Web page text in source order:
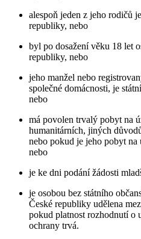
alespoň jeden z jeho rodičů
republiky, nebo
byl po dosažení věku 18 let
republiky, nebo
jeho manžel nebo
společné domácnosti, je
nebo
má povolen trvalý pobyt na
humanitárních, jiných
nebo pokud je jeho pobyt
nebo
je ke dni podání žádosti
je osobou bez státního
České republiky udělena
pokud platnost rozhodnutí o
ochrany trvá.